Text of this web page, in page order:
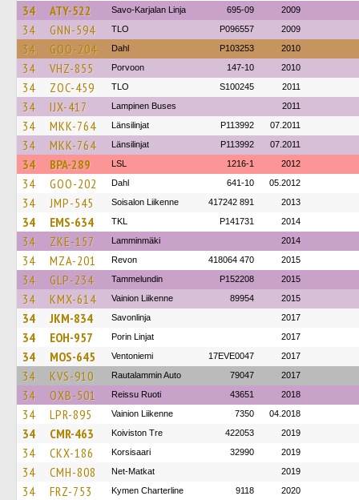
34 ATY-522 Savo-Karjalan Linja 695-09 2009
34 GNN-594 TLO P096557 2009
34 GOO-204 Dahl P103253 2010
34 VHZ-855 Porvoon 147-10 2010
34 ZOC-459 TLO S100245 2011
34 IJX-417 Lampinen Buses 2011
34 MKK-764 Länsilinjat P113992 07.2011
34 MKK-764 Länsilinjat P113992 07.2011
34 BPA-289 LSL 1216-1 2012
34 GOO-202 Dahl 641-10 05.2012
34 JMP-545 Soisalon Liikenne 417242 891 2013
34 EMS-634 TKL P141731 2014
34 ZKE-157 Lamminmäki 2014
34 MZA-201 Revon 418064 470 2015
34 GLP-234 Tammelundin P152208 2015
34 KMX-614 Vainion Liikenne 89954 2015
34 JKM-834 Savonlinja 2017
34 EOH-957 Porin Linjat 2017
34 MOS-645 Ventoniemi 17EVE0047 2017
34 KVS-910 Rautalammin Auto 79047 2017
34 OXB-501 Reissu Ruoti 43651 2018
34 LPR-895 Vainion Liikenne 7350 04.2018
34 CMR-463 Koiviston Tre 422053 2019
34 CKX-186 Korsisaari 32990 2019
34 CMH-808 Net-Matkat 2019
34 FRZ-753 Kymen Charterline 9118 2020